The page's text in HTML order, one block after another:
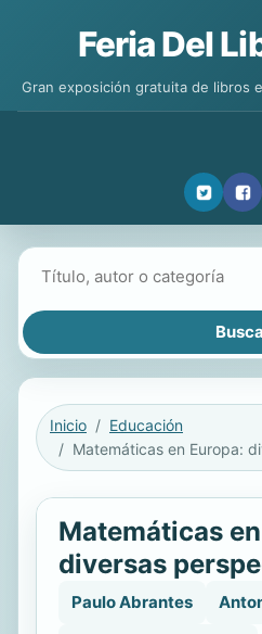
Feria Del
Gran exposición gratuita de libros
Inicio
Educación
Matemáticas
diversas
Paulo Abrantes